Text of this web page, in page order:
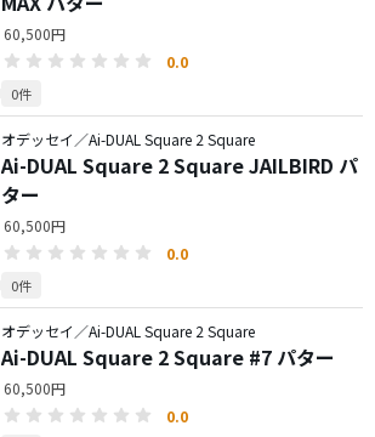
60,500円
0.0
0件
オデッセイ／Ai-DUAL Square 2 Square
Ai-DUAL Square 2 Square JAILBIRD パ
ター
60,500円
0.0
0件
オデッセイ／Ai-DUAL Square 2 Square
Ai-DUAL Square 2 Square #7 パター
60,500円
0.0